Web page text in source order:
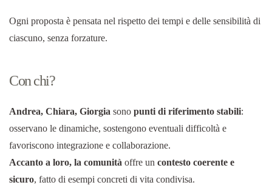
Ogni proposta è pensata nel rispetto dei tempi e delle sensibilità di
ciascuno, senza forzature.
Con chi?
Andrea, Chiara, Giorgia sono punti di riferimento stabili:
osservano le dinamiche, sostengono eventuali difficoltà e
favoriscono integrazione e collaborazione.
Accanto a loro, la comunità offre un contesto coerente e
sicuro, fatto di esempi concreti di vita condivisa.